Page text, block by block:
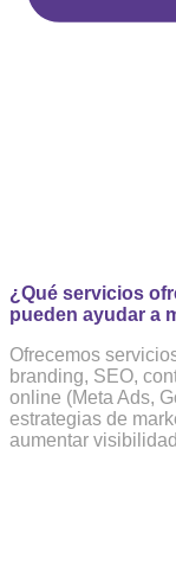
¿Qué servicios
pueden ayudar a
Ofrecemos
branding, SEO,
online (Meta Ads,
estrategias de
aumentar